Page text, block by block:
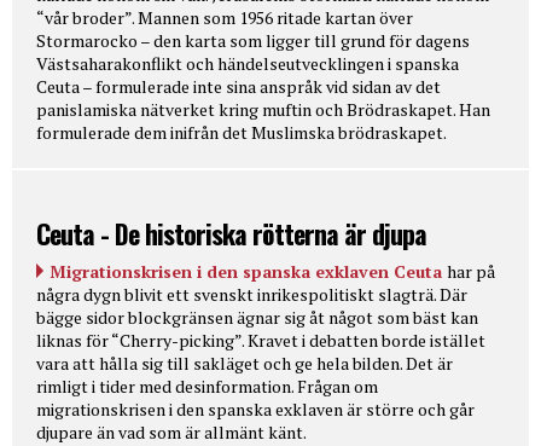
“vår broder”. Mannen som 1956 ritade kartan över
Stormarocko – den karta som ligger till grund för dagens
Västsaharakonflikt och händelseutvecklingen i spanska
Ceuta – formulerade inte sina anspråk vid sidan av det
panislamiska nätverket kring muftin och Brödraskapet. Han
formulerade dem inifrån det Muslimska brödraskapet.
Ceuta - De historiska rötterna är djupa
Migrationskrisen i den spanska exklaven Ceuta har på
några dygn blivit ett svenskt inrikespolitiskt slagträ. Där
bägge sidor blockgränsen ägnar sig åt något som bäst kan
liknas för “Cherry-picking”. Kravet i debatten borde istället
vara att hålla sig till sakläget och ge hela bilden. Det är
rimligt i tider med desinformation. Frågan om
migrationskrisen i den spanska exklaven är större och går
djupare än vad som är allmänt känt.